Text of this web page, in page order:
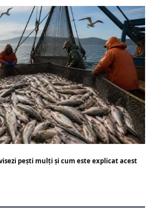
pești mulți și cum este explicat acest